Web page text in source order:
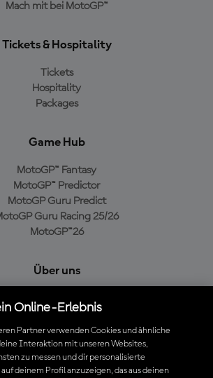
Mach mit bei MotoGP™
Tickets & Hospitality
Tickets
Hospitality
Packages
Game Hub
MotoGP™ Fantasy
MotoGP™ Predictor
MotoGP Guru Predict
Guru Racing 25/26
MotoGP™26
Über uns
Cookie-Richtlinien
Geschäftsbedingungen
Datenschutzrichtlinien
Kaufrichtlinie
Online-Erlebnis
Partner verwenden Cookies und ähnliche
Interaktion mit unseren Websites,
zu messen und dir personalisierte
deinem Profil anzuzeigen, das aus deinen